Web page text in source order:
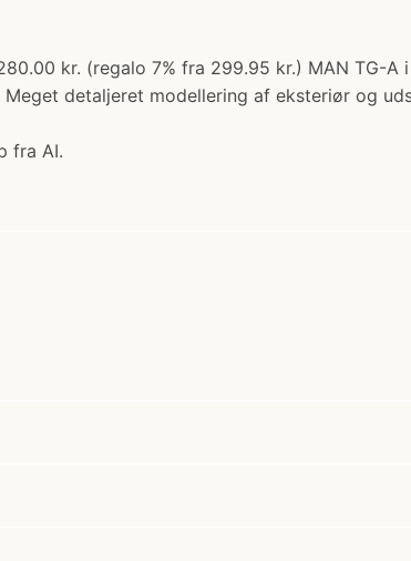
kr. (regalo 7% fra 299.95 kr.) MAN TG-
detaljeret modellering af eksteriør og
fra AI.